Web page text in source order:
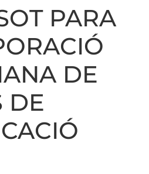
PARA
DE
DE